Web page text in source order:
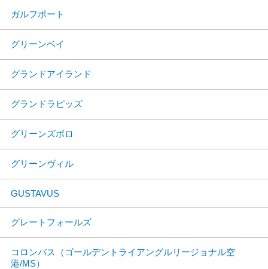
ガルフポート
グリーンベイ
グランドアイランド
グランドラピッズ
グリーンズボロ
グリーンヴィル
GUSTAVUS
グレートフォールズ
コロンバス（ゴールデントライアングルリージョナル空
港/MS）